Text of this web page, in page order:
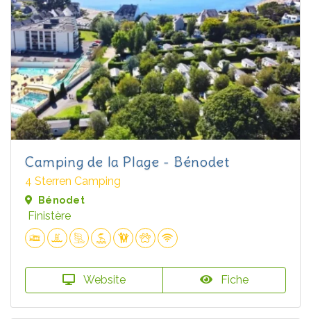
Camping de la Plage - Bénodet
4 Sterren Camping
Bénodet
Finistère
Website Fiche